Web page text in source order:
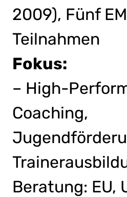
2009), Fünf
Teilnahmen
Fokus:
– High-
Coaching,
Beratung: EU,